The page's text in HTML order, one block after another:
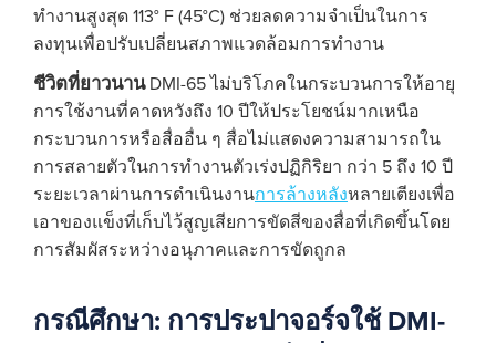
ทํางานสูงสุด 113° F (45°C) ช่วยลดความจําเป็นในการ
ลงทุนเพื่อปรับเปลี่ยนสภาพแวดล้อมการทํางาน
ชีวิตที่ยาวนาน DMI-65 ไม่บริโภคในกระบวนการให้อายุ
การใช้งานที่คาดหวังถึง 10 ปีให้ประโยชน์มากเหนือ
กระบวนการหรือสื่ออื่น ๆ สื่อไม่แสดงความสามารถใน
การสลายตัวในการทํางานตัวเร่งปฏิกิริยา กว่า 5 ถึง 10 ปี
ระยะเวลาผ่านการดําเนินงานการล้างหลังหลายเตียงเพื่อ
เอาของแข็งที่เก็บไว้สูญเสียการขัดสีของสื่อที่เกิดขึ้นโดย
การสัมผัสระหว่างอนุภาคและการขัดถูกล
กรณีศึกษา: การประปาจอร์จใช้ DMI-